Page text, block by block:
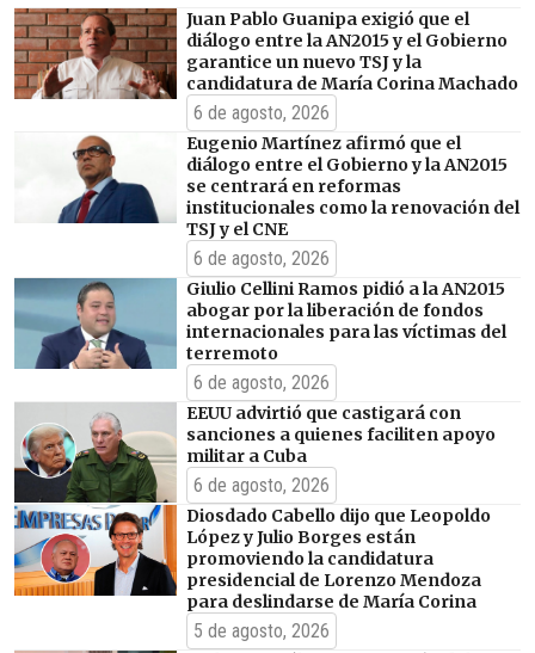
Juan Pablo Guanipa exigió que el
diálogo entre la AN2015 y el Gobierno
garantice un nuevo TSJ y la
candidatura de María Corina Machado
6 de agosto, 2026
Eugenio Martínez afirmó que el
diálogo entre el Gobierno y la AN2015
se centrará en reformas
institucionales como la renovación del
TSJ y el CNE
6 de agosto, 2026
Giulio Cellini Ramos pidió a la AN2015
abogar por la liberación de fondos
internacionales para las víctimas del
terremoto
6 de agosto, 2026
EEUU advirtió que castigará con
sanciones a quienes faciliten apoyo
militar a Cuba
6 de agosto, 2026
Diosdado Cabello dijo que Leopoldo
López y Julio Borges están
promoviendo la candidatura
presidencial de Lorenzo Mendoza
para deslindarse de María Corina
5 de agosto, 2026